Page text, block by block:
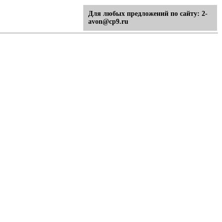
Для любых предложений по сайту: 2-
avon@cp9.ru